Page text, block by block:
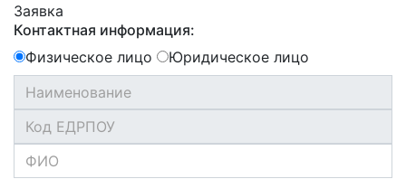
Заявка
Контактная информация:
Физическое лицо
Юридическое лицо